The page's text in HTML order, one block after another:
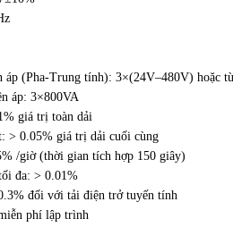
áp (Pha-Trung tính): 3×(24V–480V) hoặc
áp: 3×800VA
giá trị toàn dải
> 0.05% giá trị dải cuối cùng
/giờ (thời gian tích hợp 150 giây)
đa: > 0.01%
đối với tải điện trở tuyến tính
phí lập trình